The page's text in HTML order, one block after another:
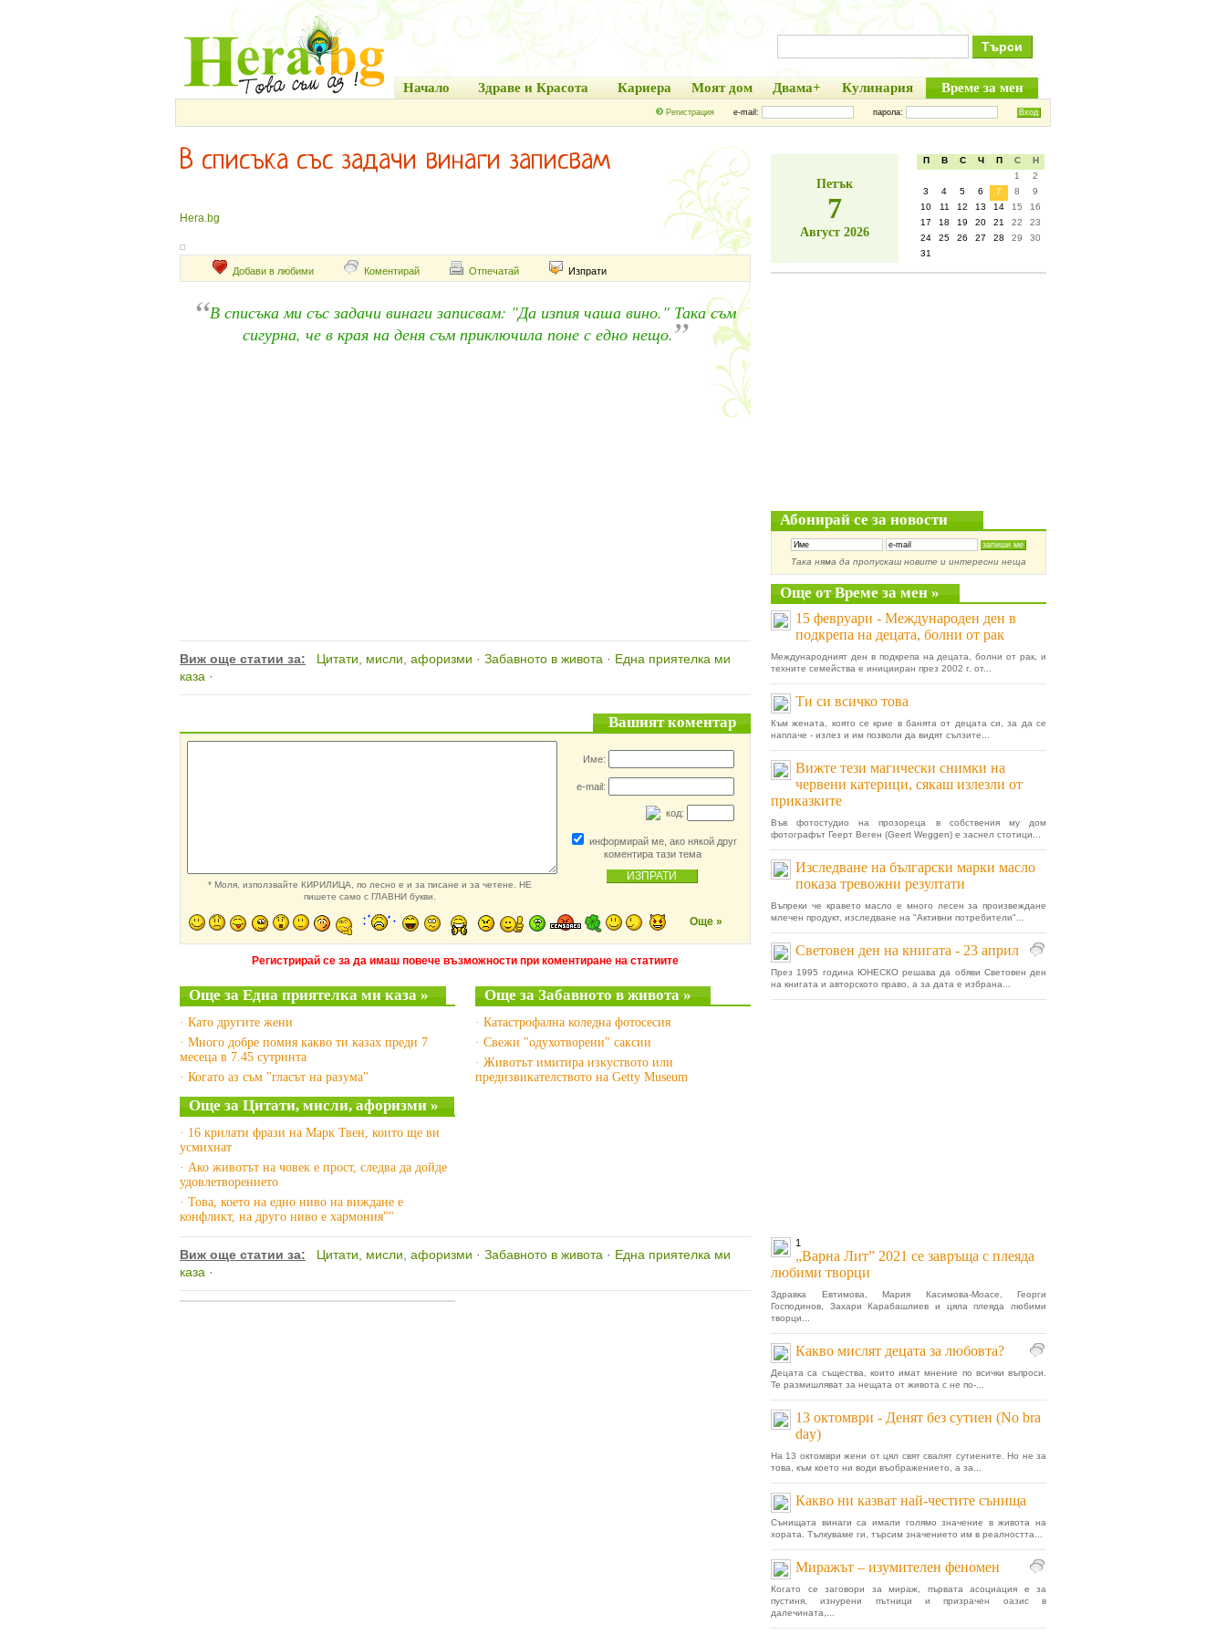
Начало Здраве и Красота Кариера Моят дом Двама+ Кулинария Време за мен
Регистрация e-mail: парола:
В списъка със задачи винаги записвам
Hera.bg
Добави в любими Коментирай Отпечатай Изпрати
“В списъка ми със задачи винаги записвам: "Да изпия чаша вино." Така съм
сигурна, че в края на деня съм приключила поне с едно нещо.”
Виж още статии за: Цитати, мисли, афоризми · Забавното в живота · Една приятелка ми
каза ·
Вашият коментар
* Моля, използвайте КИРИЛИЦА, по лесно е и за писане и за четене. НЕ
пишете само с ГЛАВНИ букви.
Име:
e-mail:
код:
информирай ме, ако някой друг
коментира тази тема
Още »
Регистрирай се за да имаш повече възможности при коментиране на статиите
Още за Една приятелка ми каза »
· Като другите жени
· Много добре помня какво ти казах преди 7
месеца в 7.45 сутринта
· Когато аз съм "гласът на разума"
Още за Забавното в живота »
· Катастрофална коледна фотосесия
· Свежи "одухотворени" саксии
· Животът имитира изкуството или
предизвикателството на Getty Museum
Още за Цитати, мисли, афоризми »
· 16 крилати фрази на Марк Твен, които ще ви
усмихнат
· Ако животът на човек е прост, следва да дойде
удовлетворението
· Това, което на едно ниво на виждане е
конфликт, на друго ниво е хармония""
Виж още статии за: Цитати, мисли, афоризми · Забавното в живота · Една приятелка ми
каза ·
Петък
7
Август 2026
П В С Ч П С
Н
1
2
3
4 5 6 7 8
9
10
11 12 13 14 15
16
17
18 19 20 21 22
23
24
25 26 27 28 29
30
31
Абонирай се за новости
Така няма да пропускаш новите и интересни неща
Още от Време за мен »
15 февруари - Международен ден в
подкрепа на децата, болни от рак
Международният ден в подкрепа на децата, болни от рак, и
техните семейства е иницииран през 2002 г. от...
Ти си всичко това
Към жената, която се крие в банята от децата си, за да се
наплаче - излез и им позволи да видят сълзите...
Вижте тези магически снимки на
червени катерици, сякаш излезли от
приказките
Във фотостудио на прозореца в собствения му дом
фотографът Геерт Веген (Geert Weggen) е заснел стотици...
Изследване на български марки масло
показа тревожни резултати
Въпреки че кравето масло е много лесен за произвеждане
млечен продукт, изследване на "Активни потребители"...
Световен ден на книгата - 23 април
През 1995 година ЮНЕСКО решава да обяви Световен ден
на книгата и авторското право, а за дата е избрана...
1
„Варна Лит” 2021 се завръща с плеяда
любими творци
Здравка Евтимова, Мария Касимова-Моасе, Георги
Господинов, Захари Карабашлиев и цяла плеяда любими
творци...
Какво мислят децата за любовта?
Децата са същества, които имат мнение по всички въпроси.
Те размишляват за нещата от живота с не по-...
13 октомври - Денят без сутиен (No bra
day)
На 13 октомври жени от цял свят свалят сутиените. Но не за
това, към което ни води въображението, а за...
Какво ни казват най-честите сънища
Сънищата винаги са имали голямо значение в живота на
хората. Тълкуваме ги, търсим значението им в реалността...
Миражът – изумителен феномен
Когато се заговори за мираж, първата асоциация е за
пустиня, изнурени пътници и призрачен оазис в
далечината,...